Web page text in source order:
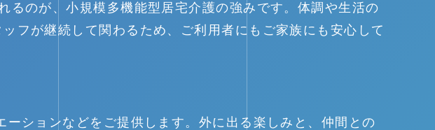
るのが、小規模多機能型居宅介護の強みです。体調や生活の
フが継続して関わるため、ご利用者にもご家族にも安心して
ションなどをご提供します。外に出る楽しみと、仲間との